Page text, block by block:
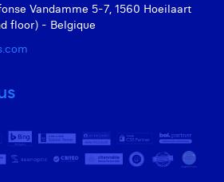
Vandamme 5-7, 1560 Hoeilaart
floor) - Belgique